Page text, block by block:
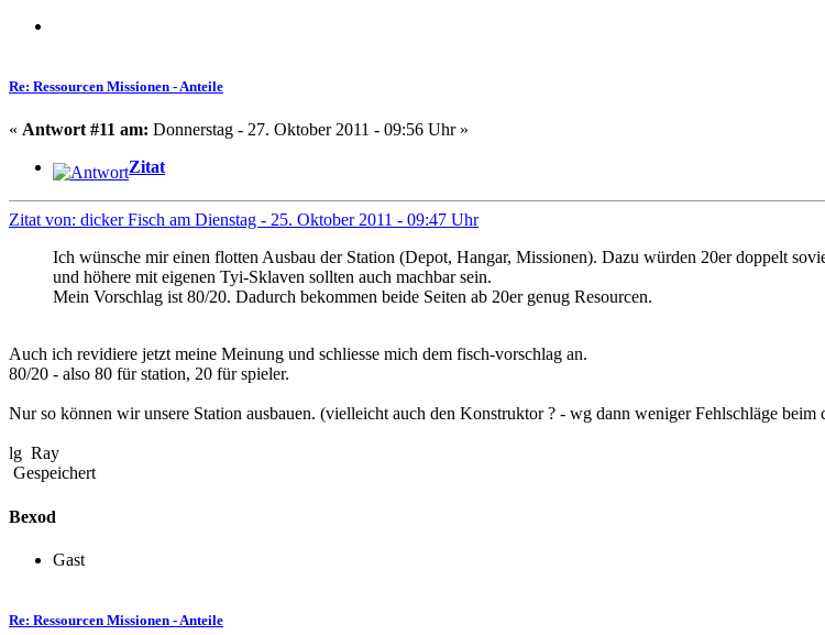
Re: Ressourcen Missionen - Anteile
« Antwort #11 am: Donnerstag - 27. Oktober 2011 - 09:56 Uhr »
Zitat
Zitat von: dicker Fisch am Dienstag - 25. Oktober 2011 - 09:47 Uhr
Ich wünsche mir einen flotten Ausbau der Station (Depot, Hangar, Missionen). Dazu würden 20er doppelt
und höhere mit eigenen Tyi-Sklaven sollten auch machbar sein.
Mein Vorschlag ist 80/20. Dadurch bekommen beide Seiten ab 20er genug Resourcen.
Auch ich revidiere jetzt meine Meinung und schliesse mich dem fisch-vorschlag an.
80/20 - also 80 für station, 20 für spieler.
Nur so können wir unsere Station ausbauen. (vielleicht auch den Konstruktor ? - wg dann weniger Fehlschläge beim
lg Ray
Gespeichert
Bexod
Gast
Re: Ressourcen Missionen - Anteile